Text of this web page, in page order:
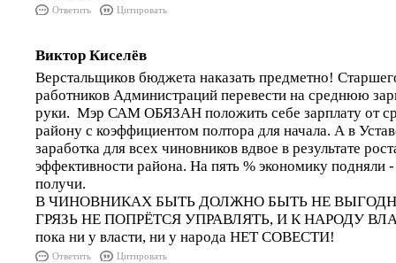
Ответить Цитировать
Виктор Киселёв
Верстальщиков бюджета наказать предметно!
работников Администраций перевести на среднюю
руки. Мэр САМ ОБЯЗАН положить себе зарплату от
району с коэффициентом полтора для начала. А в
заработка для всех чиновников вдвое в результате
эффективности района. На пять % экономику подняли
получи.
В ЧИНОВНИКАХ БЫТЬ ДОЛЖНО БЫТЬ НЕ
ГРЯЗЬ НЕ ПОПРЁТСЯ УПРАВЛЯТЬ, И К НАРОДУ
пока ни у власти, ни у народа НЕТ СОВЕСТИ!
Ответить Цитировать